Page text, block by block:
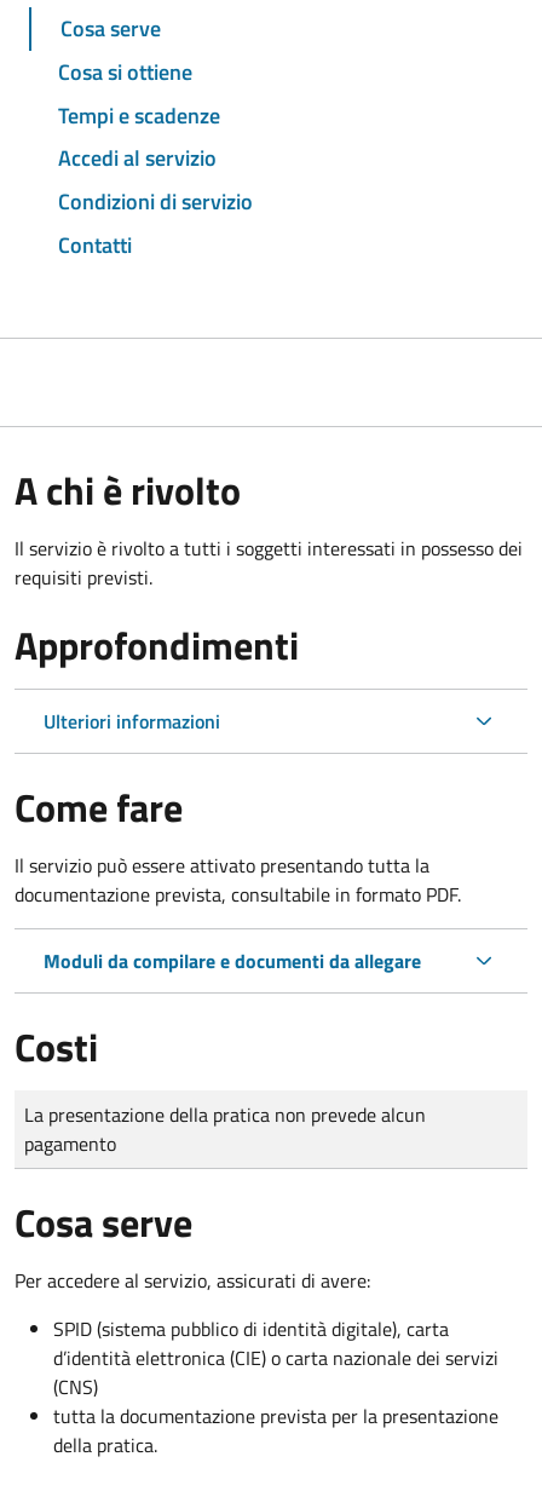
Cosa serve
Cosa si ottiene
Tempi e scadenze
Accedi al servizio
Condizioni di servizio
Contatti
A chi è rivolto
Il servizio è rivolto a tutti i soggetti interessati in possesso dei
requisiti previsti.
Approfondimenti
Ulteriori informazioni
Come fare
Il servizio può essere attivato presentando tutta la
documentazione prevista, consultabile in formato PDF.
Moduli da compilare e documenti da allegare
Costi
Tipo di pagamento
Importo
La presentazione della pratica non prevede alcun
pagamento
Cosa serve
Per accedere al servizio, assicurati di avere:
SPID (sistema pubblico di identità digitale), carta
d’identità elettronica (CIE) o carta nazionale dei servizi
(CNS)
tutta la documentazione prevista per la presentazione
della pratica.